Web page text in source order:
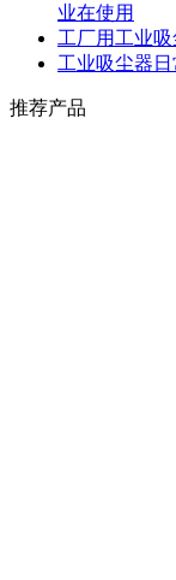
业在使用
工厂用工业
工业吸尘器
推荐产品